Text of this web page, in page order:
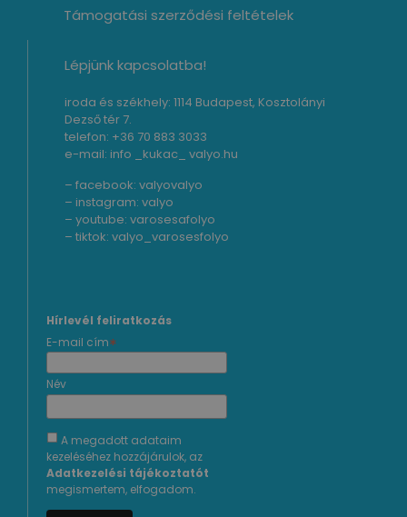
Támogatási szerződési feltételek
Lépjünk kapcsolatba!
iroda és székhely: 1114 Budapest, Kosztolányi
Dezső tér 7.
telefon: +36 70 883 3033
e-mail: info _kukac_ valyo.hu
– facebook: valyovalyo
– instagram: valyo
– youtube: varosesafolyo
– tiktok: valyo_varosesfolyo
Hírlevél feliratkozás
E-mail cím*
Név
A megadott adataim
kezeléséhez hozzájárulok, az
Adatkezelési tájékoztatót
megismertem, elfogadom.